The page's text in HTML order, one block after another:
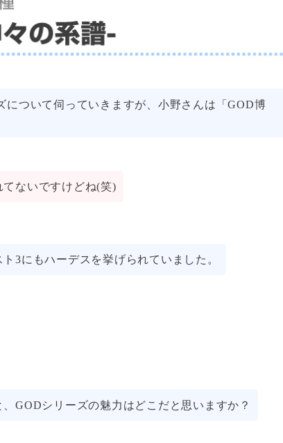
について伺っていきますが、小野さんは「GOD博
ないですけどね(笑)
3にもハーデスを挙げられていました。
GODシリーズの魅力はどこだと思いますか？